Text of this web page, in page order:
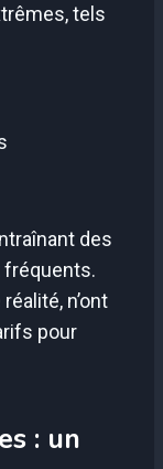
tels
des
fréquents.
n’ont
pour
: un